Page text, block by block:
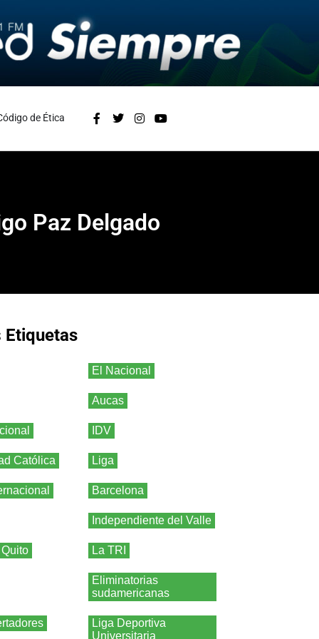
de Ética
Paz Delgado
Etiquetas
El Nacional
Aucas
IDV
Católica Liga
Barcelona
Independiente del Valle
La TRI
Eliminatorias
sudamericanas
Liga Deportiva
Universitaria